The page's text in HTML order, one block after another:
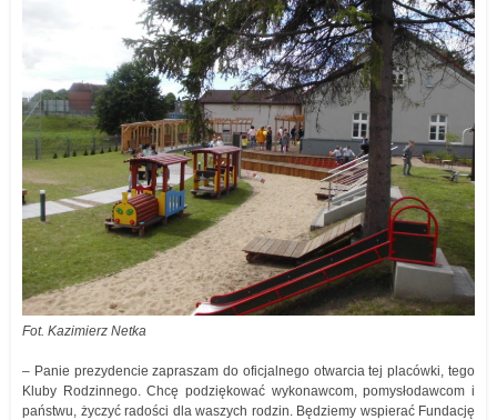
Fot. Kazimierz Netka
– Panie prezydencie zapraszam do oficjalnego otwarcia tej placówki, tego
Kluby Rodzinnego. Chcę podziękować wykonawcom, pomysłodawcom i
państwu, życzyć radości dla waszych rodzin. Będziemy wspierać Fundację